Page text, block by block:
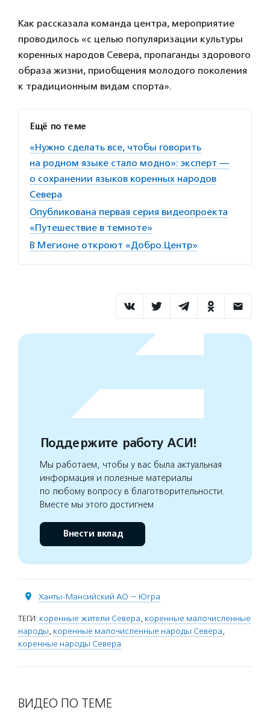
Как рассказала команда центра, мероприятие
проводилось «с целью популяризации культуры
коренных народов Севера, пропаганды здорового
образа жизни, приобщения молодого поколения
к традиционным видам спорта».
Ещё по теме
«Нужно сделать все, чтобы говорить
на родном языке стало модно»: эксперт —
о сохранении языков коренных народов
Севера
Опубликована первая серия видеопроекта
«Путешествие в темноте»
В Мегионе откроют «Добро.Центр»
Поддержите работу АСИ!
Мы работаем, чтобы у вас была актуальная
информация и полезные материалы
по любому вопросу в благотворительности.
Вместе мы этого достигнем
Внести вклад
Ханты-Мансийский АО — Югра
ТЕГИ: коренные жители Севера, коренные малочисленные
народы, коренные малочисленные народы Севера,
коренные народы Севера
ВИДЕО ПО ТЕМЕ